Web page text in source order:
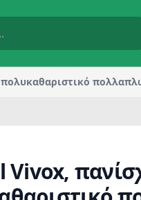
Vivox,